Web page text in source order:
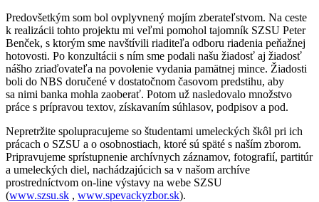
Predovšetkým som bol ovplyvnený mojím zberateľstvom. Na ceste
k realizácii tohto projektu mi veľmi pomohol tajomník SZSU Peter
Benček, s ktorým sme navštívili riaditeľa odboru riadenia peňažnej
hotovosti. Po konzultácii s ním sme podali našu žiadosť aj žiadosť
nášho zriaďovateľa na povolenie vydania pamätnej mince. Žiadosti
boli do NBS doručené v dostatočnom časovom predstihu, aby
sa nimi banka mohla zaoberať. Potom už nasledovalo množstvo
práce s prípravou textov, získavaním súhlasov, podpisov a pod.
Nepretržite spolupracujeme so študentami umeleckých škôl pri ich
prácach o SZSU a o osobnostiach, ktoré sú späté s naším zborom.
Pripravujeme sprístupnenie archívnych záznamov, fotografií, partitúr
a umeleckých diel, nachádzajúcich sa v našom archíve
prostredníctvom on-line výstavy na webe SZSU
(www.szsu.sk , www.spevackyzbor.sk).